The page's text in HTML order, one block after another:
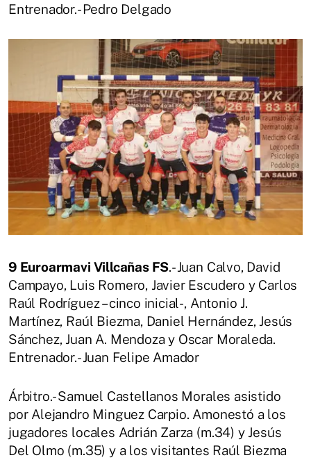
Entrenador.- Pedro Delgado
9 Euroarmavi Villcañas FS.- Juan Calvo, David
Campayo, Luis Romero, Javier Escudero y Carlos
Raúl Rodríguez – cinco inicial-, Antonio J.
Martínez, Raúl Biezma, Daniel Hernández, Jesús
Sánchez, Juan A. Mendoza y Oscar Moraleda.
Entrenador.- Juan Felipe Amador
Árbitro.- Samuel Castellanos Morales asistido
por Alejandro Minguez Carpio. Amonestó a los
jugadores locales Adrián Zarza (m.34) y Jesús
Del Olmo (m.35) y a los visitantes Raúl Biezma